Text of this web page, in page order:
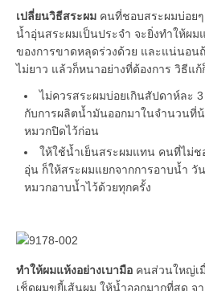
เปลี่ยนวิธีสระผม คนที่ชอบสระผมบ่อย
น้ำอุ่นสระผมเป็นประจำ จะยิ่งทำให้ผม
ของการขาดหลุดร่วงด้วย และแน่นอน
ไม่ยาว แล้วก็หนาอย่างที่ต้องการ วิธีแก้
ไม่ควรสระผมบ่อยเกินสัปดาห์ละ
กับการผลิตน้ำมันออกมาในจำนวนที่
หมวกปิดไว้ก่อน
ให้ใช้น้ำเย็นสระผมแทน คนที่ไม่
อุ่น ก็ให้สระผมแยกจากการอาบน้ำ วั
หมวกอาบน้ำไว้ด้วยทุกครั้ง
ทำให้ผมแห้งอย่างเบามือ คนส่วนใหญ่เ
เช็ดผมขยี้เส้นผม ให้น้ำออกมากที่สุด จ